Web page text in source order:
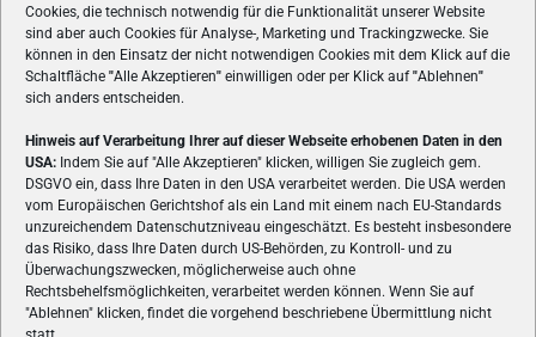
Cookies, die technisch notwendig für die Funktionalität unserer Website
sind aber auch Cookies für Analyse-, Marketing und Trackingzwecke. Sie
können in den Einsatz der nicht notwendigen Cookies mit dem Klick auf die
Schaltfläche "Alle Akzeptieren" einwilligen oder per Klick auf"Ablehnen"
sich anders entscheiden.
Hinweis auf Verarbeitung Ihrer auf dieser Webseite erhobenen Daten in den
USA: Indem Sie auf "Alle Akzeptieren" klicken, willigen Sie zugleich gem.
DSGVO ein, dass Ihre Daten in den USA verarbeitet werden. Die USA werden
vom Europäischen Gerichtshof als ein Land mit einem nach EU-Standards
unzureichendem Datenschutzniveau eingeschätzt. Es besteht insbesondere
das Risiko, dass Ihre Daten durch US-Behörden, zu Kontroll- und zu
Überwachungszwecken, möglicherweise auch ohne
Rechtsbehelfsmöglichkeiten, verarbeitet werden können. Wenn Sie auf
"Ablehnen" klicken, findet die vorgehend beschriebene Übermittlung nicht
ÜBER UNS
VON GAMERN, FÜR GAMER! Gamers.at ist das älteste Online-
Spielemagazin Österreichs und bringt täglich aktuelle News,
Reviews und Videos zu PC- und Konsolenspielen, Gaming-
Hardware und aus der Welt des e-Sport's.